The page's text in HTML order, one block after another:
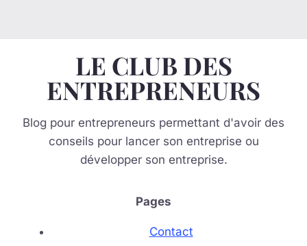
LE CLUB DES
ENTREPRENEURS
Blog pour entrepreneurs permettant d'avoir des
conseils pour lancer son entreprise ou
développer son entreprise.
Pages
Contact